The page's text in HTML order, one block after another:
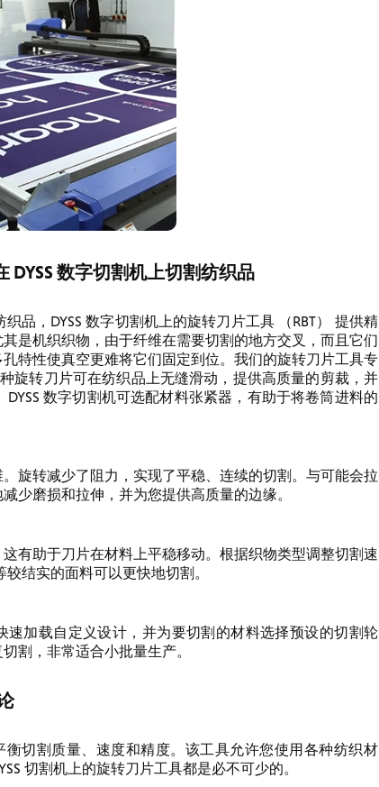
DYSS 数字切割机上切割纺织品
品，DYSS 数字切割机上的旋转刀片工具 （RBT） 提供精
是机织织物，由于纤维在需要切割的地方交叉，而且它们
特性使真空更难将它们固定到位。我们的旋转刀片工具专
旋转刀片可在纺织品上无缝滑动，提供高质量的剪裁，并
数字切割机可选配材料张紧器，有助于将卷筒进料的
旋转减少了阻力，实现了平稳、连续的切割。与可能会拉
少磨损和拉伸，并为您提供高质量的边缘。
有助于刀片在材料上平稳移动。根据织物类型调整切割速
结实的面料可以更快地切割。
速加载自定义设计，并为要切割的材料选择预设的切割轮
割，非常适合小批量生产。
衡切割质量、速度和精度。该工具允许您使用各种纺织材
切割机上的旋转刀片工具都是必不可少的。